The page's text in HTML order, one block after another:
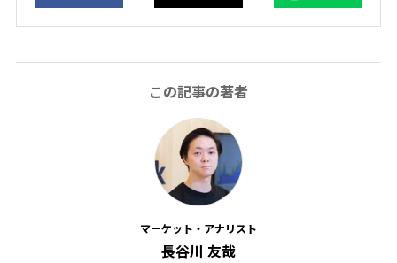
この記事の著者
マーケット・アナリスト
長谷川 友哉